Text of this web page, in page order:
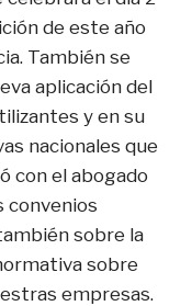
de este año
También se
aplicación del
y en su
nacionales que
con el abogado
convenios
sobre la
sobre
empresas.